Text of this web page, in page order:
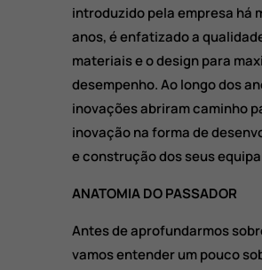
introduzido pela empresa há
anos, é enfatizado a
materiais e o design para
desempenho. Ao longo dos
inovações abriram caminho
inovação na forma de
e construção dos seus
ANATOMIA DO PASSADOR
Antes de aprofundarmos
vamos entender um pouco